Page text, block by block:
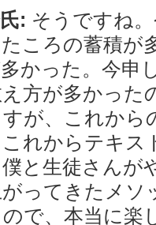
: そうですね
ころの蓄積が
かった。今申
方が多かった
が、これから
れからテキス
と生徒さんが
ってきたメソ
で、本当に楽